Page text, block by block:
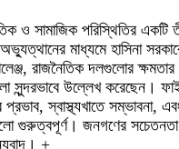
ও সামাজিক পরিস্থিতির একটি
মাধ্যমে হাসিনা
রাজনৈতিক দলগুলোর
সুন্দরভাবে উল্লেখ করেছেন।
প্রভাব, স্বাস্থ্যখাতে সম্ভাবনা,
গুরুত্বপূর্ণ। জনগণের
+